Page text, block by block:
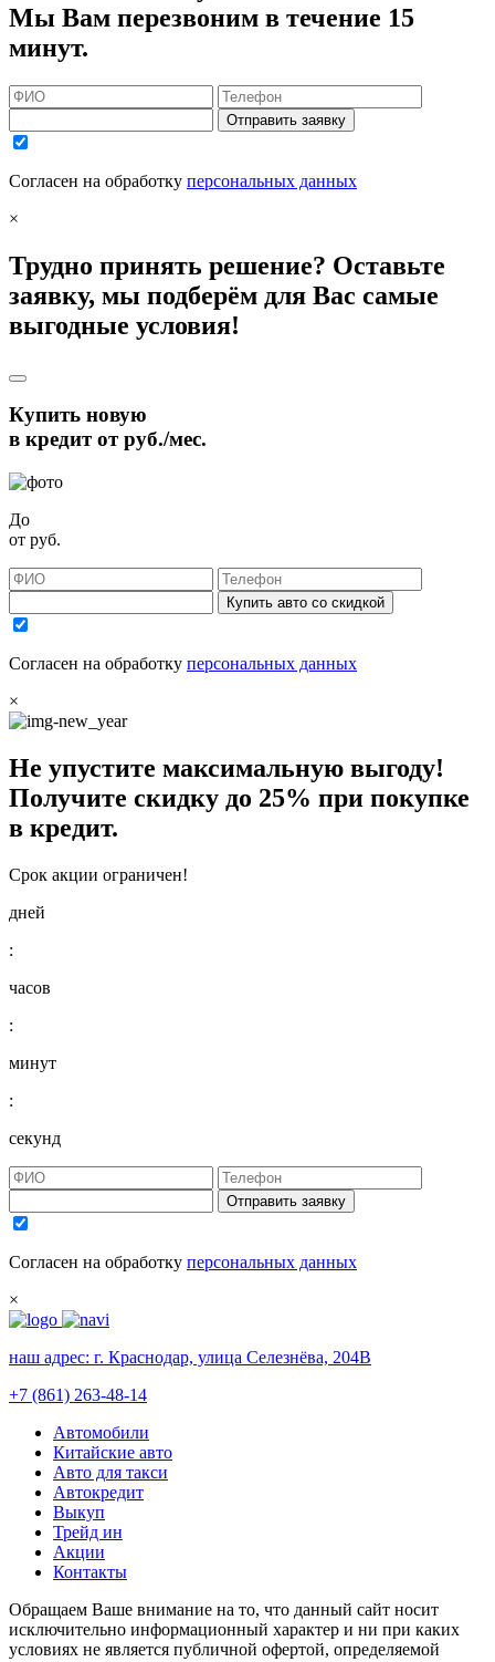
Мы Вам перезвоним в течение 15
минут.
Отправить заявку
Согласен на обработку персональных данных
×
Трудно принять решение? Оставьте
заявку, мы подберём для Вас самые
выгодные условия!
Купить новую
в кредит отруб./мес.
До
от руб.
Купить авто со скидкой
Согласен на обработку персональных данных
×
Не упустите максимальную выгоду!
Получите скидку до 25% при покупке
в кредит.
Срок акции ограничен!
дней
:
часов
:
минут
:
секунд
Отправить заявку
Согласен на обработку персональных данных
×
наш адрес: г. Краснодар, улица Селезнёва, 204В
+7 (861) 263-48-14
Автомобили
Китайские авто
Авто для такси
Автокредит
Выкуп
Трейд ин
Акции
Контакты
Обращаем Ваше внимание на то, что данный сайт носит
исключительно информационный характер и ни при каких
условиях не является публичной офертой, определяемой